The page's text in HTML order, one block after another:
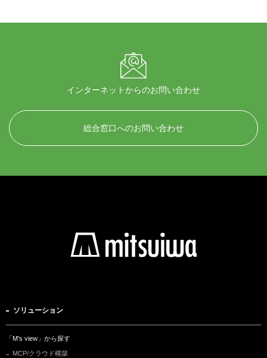
インターネットからのお問い合わせ
総合窓口へのお問い合わせ
ソリューション
「M's view」から探す
MCP/クラウド構築